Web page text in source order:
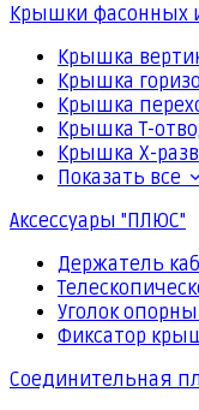
Крышки фасонных
Крышка
Крышка
Крышка
Крышка Т-
Крышка Х-
Показать все
Аксессуары "ПЛЮС"
Держатель
Уголок
Фиксатор
Соединительная